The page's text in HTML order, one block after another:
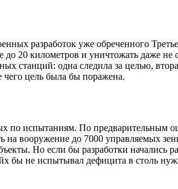
разработок уже обреченного
до 20 километров и уничтожать даже
станций: одна следила за целью,
чего цель была бы поражена.
по испытаниям. По предварительным
вооружение до 7000 управляемых
Но если бы разработки начались
бы не испытывал дефицита в столь